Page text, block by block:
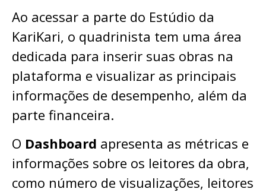
Ao acessar a parte do Estúdio da
KariKari, o quadrinista tem uma área
dedicada para inserir suas obras na
plataforma e visualizar as principais
informações de desempenho, além da
parte financeira.
O Dashboard apresenta as métricas e
informações sobre os leitores da obra,
como número de visualizações, leitores